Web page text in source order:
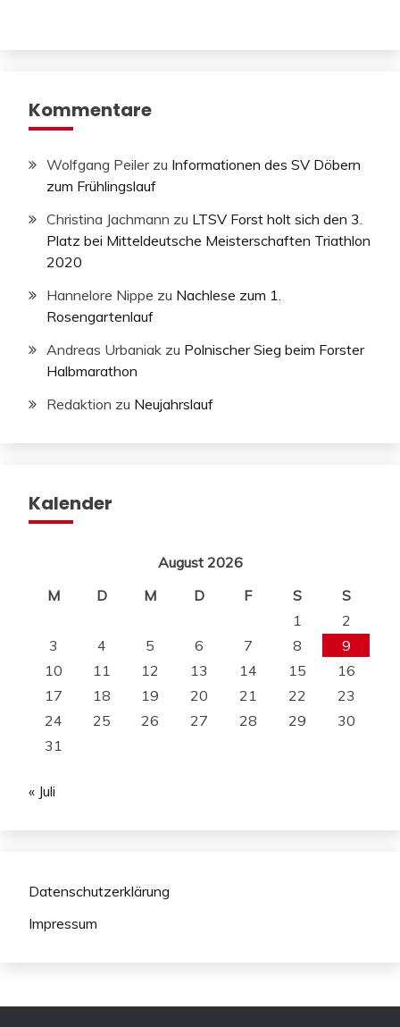
Kommentare
Wolfgang Peilerzu Informationen des SV Döbern
zum Frühlingslauf
Christina Jachmann zu LTSV Forst holt sich den 3.
Platz bei Mitteldeutsche Meisterschaften Triathlon
2020
Hannelore Nippe zu Nachlese zum 1.
Rosengartenlauf
Andreas Urbaniak zu Polnischer Sieg beim Forster
Halbmarathon
Redaktion zu Neujahrslauf
Kalender
August 2026
M
D M D F S
S
1
2
3
4 5 6 7 8
9
10
11 12 13 14 15
16
17
18 19 20 21 22
23
24
25 26 27 28 29
30
31
« Juli
Datenschutzerklärung
Impressum